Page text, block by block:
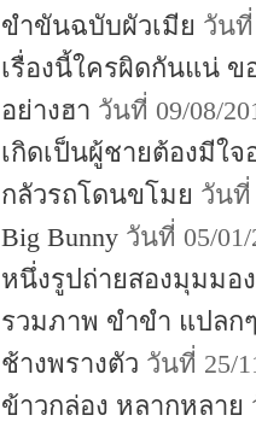
ขำขันฉบับผัวเมีย วันที่
เรื่องนี้ใครผิดกันแน่
อย่างฮา วันที่ 09/08/
เกิดเป็นผู้ชายต้องมีใ
กลัวรถโดนขโมย วันที่
Big Bunny วันที่ 05/
หนึ่งรูปถ่ายสองมุมมอง
รวมภาพ ขําขํา แปลก
ช้างพรางตัว วันที่ 25/
ข้าวกล่อง หลากหลาย